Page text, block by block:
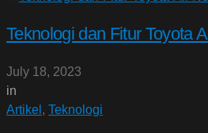
Teknologi dan Fitur Toyota
July 18, 2023
in
Artikel , Teknologi